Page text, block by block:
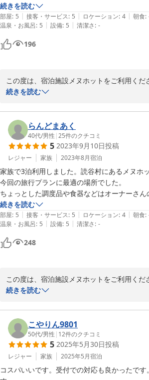
この度は、メヌホットにご宿泊くださり、ま
想をご投稿をいただきまして、誠にありがと
2024-08-08
です。
メゾネットのキッチン付き、綺麗でおしゃれで
ニ・スーパーや食事のできるお店もあります。
のある海岸があり、窓から臨める夕日の沈む海
静かで鳥の鳴き声と風になびくサトウキビ畑の
単身・カップル、ご家族で、のんびりとした過
めです。
続きを読む
部屋: 5 | 接客・サービス: 5 | ロケーション: 4 | 朝食:
温泉・お風呂: 5 | 設備: 5 | 清潔さ: -
196
この度は、宿泊施設メヌホットをご利用くだ
ご投稿をくださいまして、誠にありがとうご
バスでのご移動でいらっしゃったのですね。
最寄りのバス停もご活用いただき、交通に不
たご様子がうかがえ、安心いたしました。
お部屋内のご移動を要するメゾネット造りで
とのご評価もいただけ、また、お部屋からの
だけたようで、とても嬉しいです。
メヌホットは『憩いと安らぎをお客様に届け
付けた宿泊施設です。
鳥の鳴き声とサトウキビのなびく音に癒され
のでしたら、私どもとしても本望です。
ぜひまた、のんびりとお過ごしになりたい
スタッフ一同心よりお待ちしております。
2024-08-02
続きを読む
らんどまあく
40代/男性 |25件のクチコミ
5 2023年9月10日投稿
レジャー 家族 2023年8月宿泊
家族で3泊利用しました。読谷村にあるメヌホ
今回の旅行プランに最適の場所でした。
ちょっとした調度品や食器などはオーナーさん
テンションが上がらずにはいられませんでした。
1階の各部屋別専用ガレージには使い放題の、
機、近くのビーチで濡れた足や荷物を洗える水
りがたく、3階のテラスから眺めるさとうきび
沈む月は、とても思い出深い風景となりました。
徒歩圏内にコンビニやスーパーもあり、ちょっ
いつかまた、沖縄に、、、、というよりも、ま
行きたいなと思わせる、家族みんな大満足なお
続きを読む
部屋: 5 | 接客・サービス: 5 | ロケーション: 4 | 朝食:
温泉・お風呂: 5 | 設備: 5 | 清潔さ: -
248
この度は、宿泊施設メヌホットをご利用くだ
ご投稿をくださいまして、誠にありがとうご
メヌホットの立地を気に入っていただきまし
に大変ご好評を承りまして、誠にありがとう
こだわって読谷村『横田屋窯』さんのやちむ
用意しておりますが、このようなお声を頂け
ります。
続きを読む
こやりん9801
50代/男性 | 12件のクチコミ
5 2025年5月30日投稿
レジャー 家族 2025年5月宿泊
コスパいいです。受付での対応も良かったで